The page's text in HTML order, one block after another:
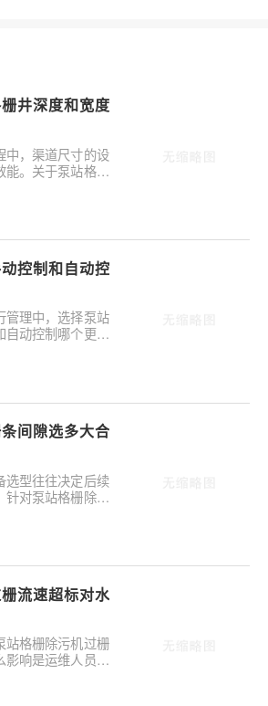
井深度和宽度
中，渠道尺寸的设
能。关于泵站格栅
如何确定，是前
控制和自动控
管理中，选择泵站
自动控制哪个更可
键环节。这并非
间隙选多大合
选型往往决定后续
针对泵站格栅除污
需结合具体工况
流速超标对水
站格栅除污机过栅
影响是运维人员关
过格栅的速度超